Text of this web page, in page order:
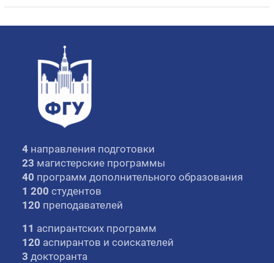
4 направления подготовки
23 магистерские программы
40 программ дополнительного образования
1 200 студентов
120 преподавателей
11 аспирантских программ
120 аспирантов и соискателей
3 докторанта